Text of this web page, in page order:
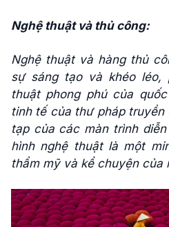
Nghệ thuật và thủ công:
Nghệ thuật và hàng thủ
sự sáng tạo và khéo léo,
thuật phong phú của
tinh tế của thư pháp
tạp của các màn trình
hình nghệ thuật là một
thẩm mỹ và kể chuyện của